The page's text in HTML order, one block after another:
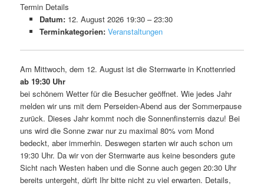
Termin Details
Datum: 12. August 2026 19:30–23:30
Terminkategorien: Veranstaltungen
Am Mittwoch, dem 12. August ist die Sternwarte in Knottenried
ab 19:30 Uhr
bei schönem Wetter für die Besucher geöffnet. Wie jedes Jahr
melden wir uns mit dem Perseiden-Abend aus der Sommerpause
zurück. Dieses Jahr kommt noch die Sonnenfinsternis dazu! Bei
uns wird die Sonne zwar nur zu maximal 80% vom Mond
bedeckt, aber immerhin. Deswegen starten wir auch schon um
19:30 Uhr. Da wir von der Sternwarte aus keine besonders gute
Sicht nach Westen haben und die Sonne auch gegen 20:30 Uhr
bereits untergeht, dürft Ihr bitte nicht zu viel erwarten. Details,